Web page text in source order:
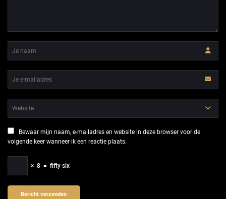
Bewaar mijn naam, e-mailadres en website in deze browser voor de
volgende keer wanneer ik een reactie plaats.
× 8 = fifty six